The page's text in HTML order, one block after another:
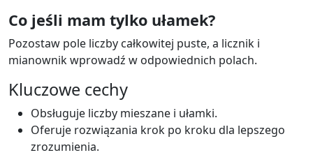
Co jeśli mam tylko ułamek?
Pozostaw pole liczby całkowitej puste, a licznik i
mianownik wprowadź w odpowiednich polach.
Kluczowe cechy
Obsługuje liczby mieszane i ułamki.
Oferuje rozwiązania krok po kroku dla lepszego
zrozumienia.